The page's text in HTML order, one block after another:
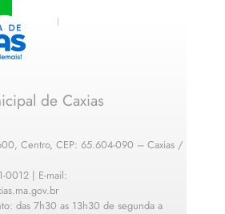
de Caxias
Centro, CEP: 65.604-090 – Caxias /
0012 | E-mail:
das 7h30 as 13h30 de segunda a